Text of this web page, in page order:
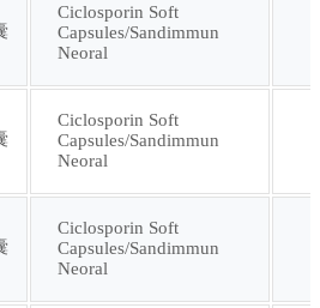
第八十四批
第八十六批
第八十八批
第九十批
第九十二批
Ciclosporin Soft
Capsules/Sandimmun
Neoral
Ciclosporin Soft
Capsules/Sandimmun
Neoral
Ciclosporin Soft
Capsules/Sandimmun
Neoral